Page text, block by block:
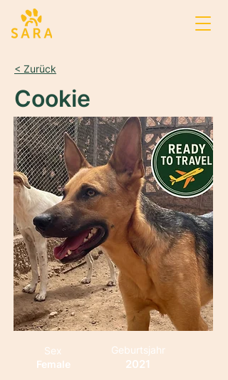
< Zurück
Cookie
Sex
Female
Geburtsjahr
2021